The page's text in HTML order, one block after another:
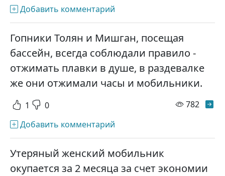
Добавить комментарий
Гопники Толян и Мишган, посещая
бассейн, всегда соблюдали правило -
отжимать плавки в душе, в раздевалке
же они отжимали часы и мобильники.
1 0 782
Добавить комментарий
Утеряный женский мобильник
окупается за 2 месяца за счет экономии